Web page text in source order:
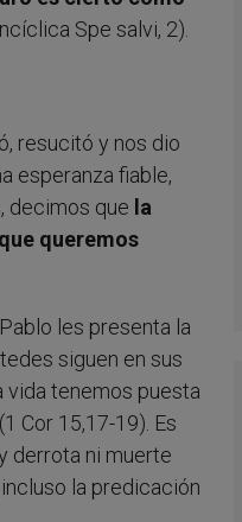
Spe salvi, 2).
resucitó y nos dio
esperanza fiable,
decimos que la
queremos
les presenta la
siguen en sus
vida tenemos puesta
Cor 15,17-19). Es
derrota ni muerte
la predicación